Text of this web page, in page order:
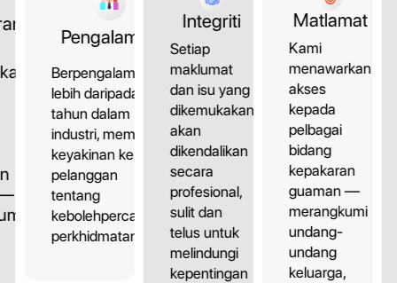
—
Pengalaman
Berpengalaman
lebih daripada 10
tahun dalam
industri, memberi
keyakinan kepada
pelanggan
tentang
kebolehpercayaan
perkhidmatan.
Integriti
Setiap
maklumat
dan isu yang
dikemukakan
akan
dikendalikan
secara
profesional,
sulit dan
telus untuk
melindungi
kepentingan
Matlamat
Kami
menawarkan
akses
kepada
pelbagai
bidang
kepakaran
guaman —
merangkumi
undang-
undang
keluarga,